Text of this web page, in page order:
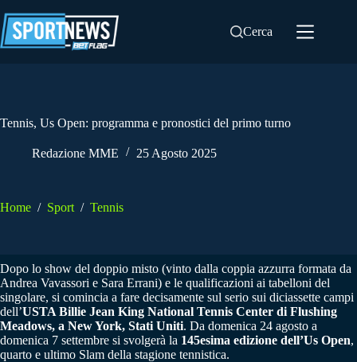
al
contenuto
Cerca
Tennis, Us Open: programma e pronostici del primo turno
Redazione MME 25 Agosto 2025
Home / Sport / Tennis
Dopo lo show del doppio misto (vinto dalla coppia azzurra formata da
Andrea Vavassori e Sara Errani) e le qualificazioni ai tabelloni del
singolare, si comincia a fare decisamente sul serio sui diciassette campi
dell’USTA Billie Jean King National Tennis Center di Flushing
Meadows, a New York, Stati Uniti. Da domenica 24 agosto a
domenica 7 settembre si svolgerà la 145esima edizione dell’Us Open,
quarto e ultimo Slam della stagione tennistica.